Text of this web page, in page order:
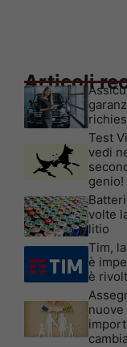
Articoli
Test
vedi
genio!
volte
litio
Tim,
è
è